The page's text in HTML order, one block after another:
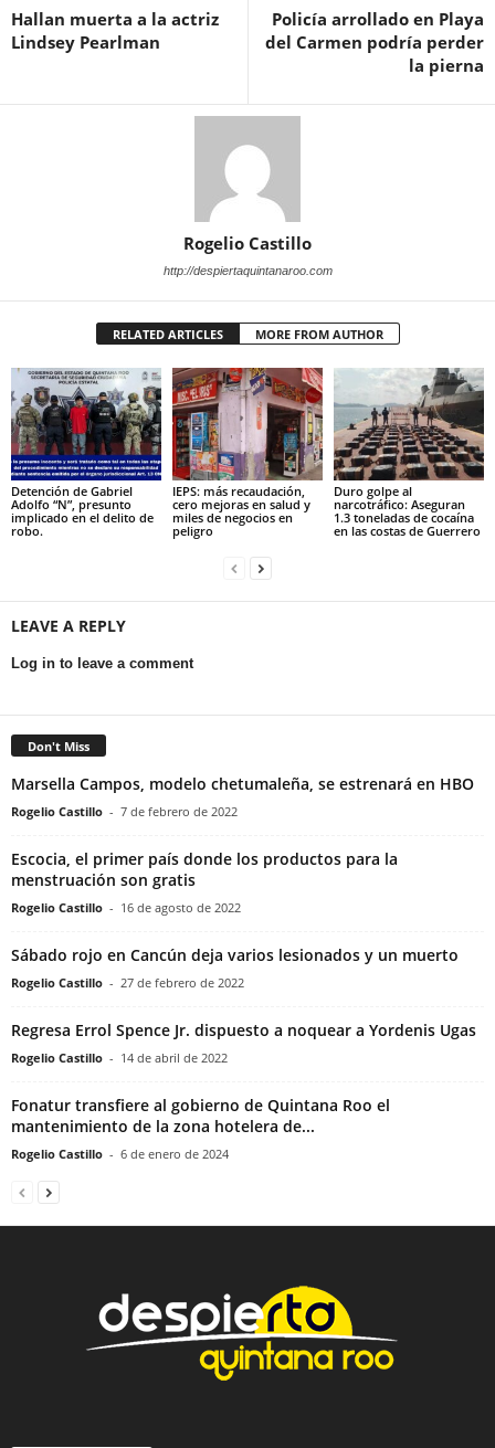
Hallan muerta a la actriz
Lindsey Pearlman
Policía arrollado en Playa
del Carmen podría perder
la pierna
Rogelio Castillo
http://despiertaquintanaroo.com
RELATED ARTICLES MORE FROM AUTHOR
Detención de Gabriel
Adolfo “N”, presunto
implicado en el delito de
robo.
IEPS: más recaudación,
cero mejoras en salud y
miles de negocios en
peligro
Duro golpe al
narcotráfico: Aseguran
1.3 toneladas de cocaína
en las costas de Guerrero
LEAVE A REPLY
Log in to leave a comment
Don't Miss
Marsella Campos, modelo chetumaleña, se estrenará en HBO
Rogelio Castillo - 7 de febrero de 2022
Escocia, el primer país donde los productos para la
menstruación son gratis
Rogelio Castillo - 16 de agosto de 2022
Sábado rojo en Cancún deja varios lesionados y un muerto
Rogelio Castillo - 27 de febrero de 2022
Regresa Errol Spence Jr. dispuesto a noquear a Yordenis Ugas
Rogelio Castillo - 14 de abril de 2022
Fonatur transfiere al gobierno de Quintana Roo el
mantenimiento de la zona hotelera de...
Rogelio Castillo - 6 de enero de 2024